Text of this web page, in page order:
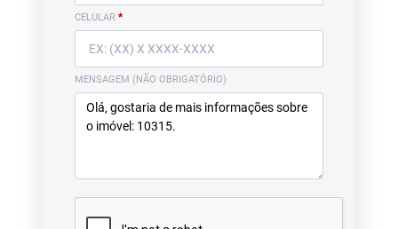
CELULAR *
MENSAGEM (NÃO OBRIGATÓRIO)